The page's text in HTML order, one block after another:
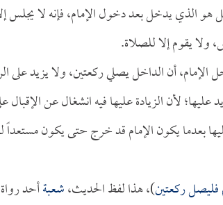
هو الذي يدخل بعد دخول الإمام، فإنه لا يجلس
ولا يقوم إلا للصلاة.
أن الداخل يصلي ركعتين، ولا يزيد على
لأن الزيادة عليها فيه انشغال عن الإقبال
بعدما يكون الإمام قد خرج حتى يكون مستعداً
ركعتين)، هذا لفظ الحديث،شعبةأحد